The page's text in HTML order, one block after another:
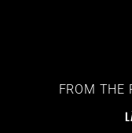
FROM THE